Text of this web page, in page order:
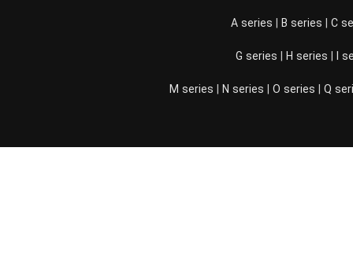
A series | B series | C
G series | H series | I
M series | N series | O series | Q